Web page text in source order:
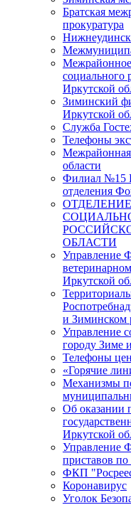
Братская
прокуратура
Межрайонное
социального
Иркутской
Зиминский
Иркутской
Служба
Телефоны
области
Филиал №15
отделения
ОБЛАСТИ
Управление
Иркутской
и Зиминском
Управление
городу Зиме
Телефоны
«Горячие
Механизмы
Об оказании
Иркутской
Управление
приставов
ФКП
Коронавирус
Уголок